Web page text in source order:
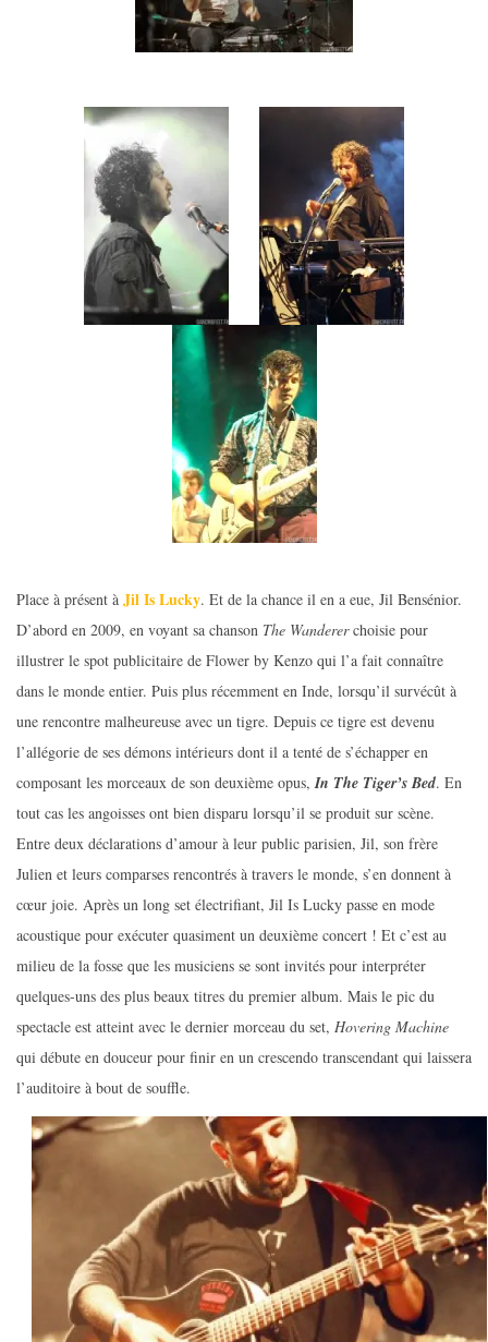
Place à présent à Jil Is Lucky. Et de la chance il en a eue, Jil Bensénior.
D’abord en 2009, en voyant sa chanson The Wandererchoisie pour
illustrer le spot publicitaire de Flower by Kenzo qui l’a fait connaître
dans le monde entier. Puis plus récemment en Inde, lorsqu’il survécût à
une rencontre malheureuse avec un tigre. Depuis ce tigre est devenu
l’allégorie de ses démons intérieurs dont il a tenté de s’échapper en
composant les morceaux de son deuxième opus, In The Tiger’s Bed. En
tout cas les angoisses ont bien disparu lorsqu’il se produit sur scène.
Entre deux déclarations d’amour à leur public parisien, Jil, son frère
Julien et leurs comparses rencontrés à travers le monde, s’en donnent à
cœur joie. Après un long set électrifiant, Jil Is Lucky passe en mode
acoustique pour exécuter quasiment un deuxième concert ! Et c’est au
milieu de la fosse que les musiciens se sont invités pour interpréter
quelques-uns des plus beaux titres du premier album. Mais le pic du
spectacle est atteint avec le dernier morceau du set, Hovering Machine
qui débute en douceur pour finir en un crescendo transcendant qui laissera
l’auditoire à bout de souffle.